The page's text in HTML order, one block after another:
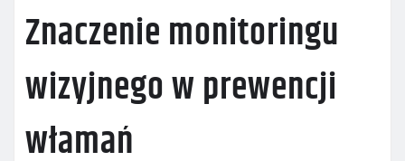
Znaczenie monitoringu
wizyjnego w prewencji
włamań